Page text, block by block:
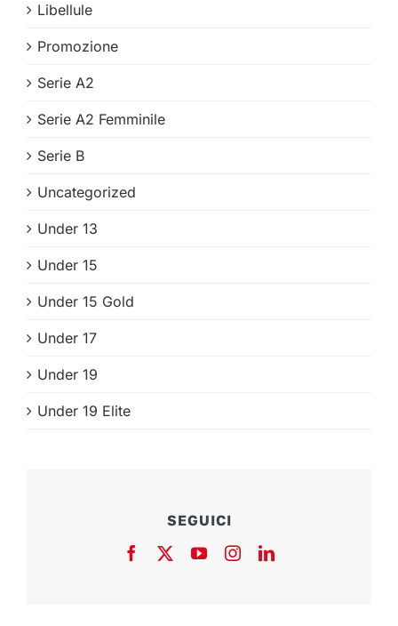
Libellule
Promozione
Serie A2
Serie A2 Femminile
Serie B
Uncategorized
Under 13
Under 15
Under 15 Gold
Under 17
Under 19
Under 19 Elite
SEGUICI